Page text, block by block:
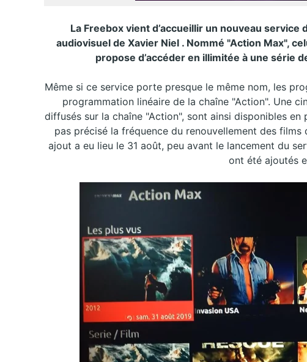
La Freebox vient d’accueillir un nouveau service
audiovisuel de Xavier Niel . Nommé "Action Max",
propose d’accéder en illimitée à une série
Même si ce service porte presque le même nom, les
programmation linéaire de la chaîne "Action". Une
diffusés sur la chaîne "Action", sont ainsi disponibles en
pas précisé la fréquence du renouvellement des
ajout a eu lieu le 31 août, peu avant le lancement du
ont été ajoutés